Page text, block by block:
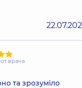
врача
та зрозуміло